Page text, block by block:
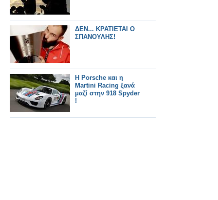
ΔΕΝ... ΚΡΑΤΙΕΤΑΙ Ο
ΣΠΑΝΟΥΛΗΣ!
Η Porsche και η
Martini Racing ξανά
μαζί στην 918 Spyder
!